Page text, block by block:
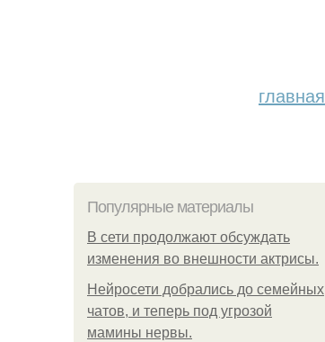
главная
Популярные материалы
В сети продолжают обсуждать
изменения во внешности актрисы.
Нейросети добрались до семейных
чатов, и теперь под угрозой
мамины нервы.